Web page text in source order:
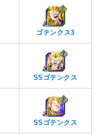
ゴテンクス3
SSゴテンクス
SSゴテンクス